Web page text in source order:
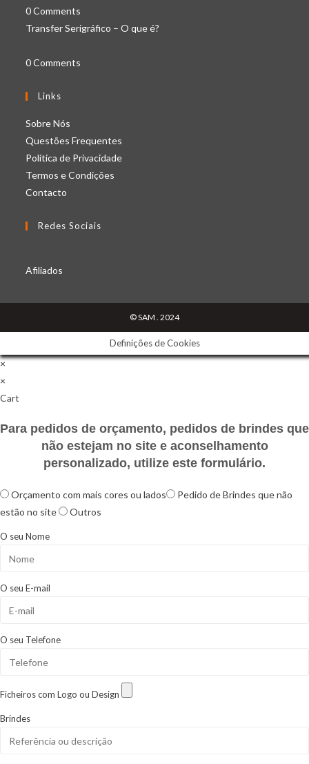
0 Comments
Transfer Serigráfico – O que é?
0 Comments
Links
Sobre Nós
in
a
new
Questões Frequentes
in
Política de PrivacidadeOpens
Termos e Condições
Contacto
a
Redes Sociais
in
new
in
new
in
new
Afiliados
© SAM . 2024
Definições de Cookies
×
×
Cart
Para pedidos de orçamento, pedidos de brindes que
não estejam no site e aconselhamento
personalizado, utilize este formulário.
Orçamento com mais cores ou lados
Pedido de Brindes que não
estão no site
Outros
O seu Nome
O seu E-mail
O seu Telefone
Ficheiros com Logo ou Design
Brindes